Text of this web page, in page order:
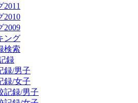
2011
2010
2009
ング
検索
録
録/男子
録/女子
記録/男子